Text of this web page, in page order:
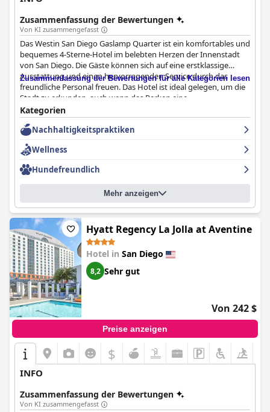
ein IHG Hotel, bekannt für seine großartige Lage, das gute
Frühstück, die sauberen und komfortablen Zimmer, das
ausgezeichnete Personal und die zusätzlichen
Annehmlichkeiten, was es zu einer bevorzugten Wahl für eine
vielfältige Gruppe von Reisenden macht, die San Diego
besuchen.
Zusammenfassung der Bewertungen
Von KI zusammengefasst
Das Westin San Diego Gaslamp Quarter ist ein komfortables und
bequemes 4-Sterne-Hotel im belebten Herzen der Innenstadt
von San Diego. Die Gäste können sich auf eine erstklassige
Ausstattung und einen hervorragenden Service durch das
freundliche Personal freuen. Das Hotel ist ideal gelegen, um die
Stadt zu erkunden, auch wenn das Parken eine
Herausforderung sein kann. Während einige Gäste der Meinung
sind, dass das Hotel in Bezug auf den Service hinter dem Westin-
Branding zurückbleibt, ist die Mehrheit der Bewertungen positiv
und die Gäste beschreiben ihre Erfahrung als "hervorragend".
Insgesamt ist das Westin San Diego Gaslamp Quarter eine gute
Wahl für einen angenehmen Aufenthalt in San Diego.
Zusammenfassung der Bewertungen für alle Kategorien lesen
Kategorien
Nachhaltigkeitspraktiken
Wellness
Hundefreundlich
Mehr anzeigen
Hyatt Regency La Jolla at Aventine
Hotel in San Diego
8,2 Sehr gut
Von 242 $
Preise anzeigen
$
INFO
Zusammenfassung der Bewertungen
Von KI zusammengefasst